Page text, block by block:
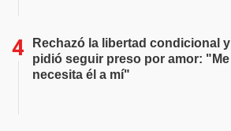
Rechazó la libertad condicional y
pidió seguir preso por amor: "Me
necesita él a mí"